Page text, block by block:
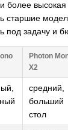
более высокая
старшие
под задачу и
Photon
X2
средний,
больший
стол